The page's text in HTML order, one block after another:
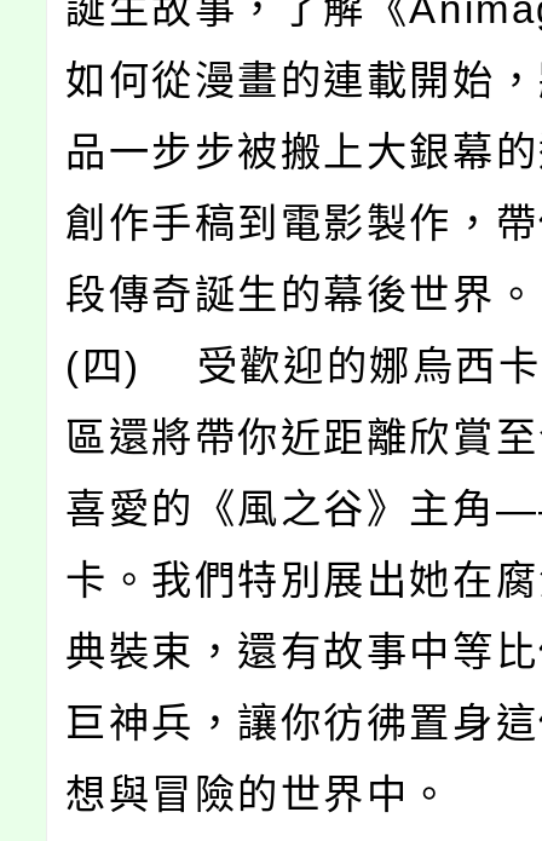
誕生故事，了解《
如何從漫畫的連載開始
品一步步被搬上大銀幕
創作手稿到電影製作，
段傳奇誕生的幕後世界。
(四) 受歡迎的娜烏西卡
區還將帶你近距離欣賞
喜愛的《風之谷》主角
卡。我們特別展出她在
典裝束，還有故事中等
巨神兵，讓你彷彿置身
想與冒險的世界中。